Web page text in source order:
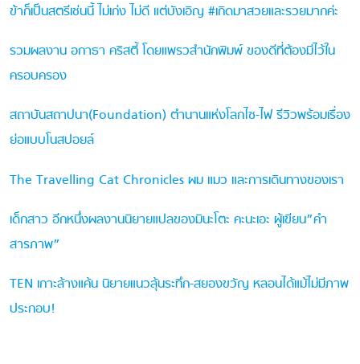
ข้าก็เป็นสตรีเช่นนี้ ไม่เก่ง ไม่ดี แต่บังเอิญ #เกิดมาสวยและรวยมากค่ะ
รวมผลงาน อกาธา คริสตี้ โดยแพรวสำนักพิมพ์ ของดีที่ต้องมีไว้ใน
ครอบครอง
สถาบันสถาปนา(Foundation) ตำนานแห่งโลกไซ-ไฟ รีวิวพร้อมเรื่อง
ย่อแบบโนสปอยล์
The Travelling Cat Chronicles ผม แมว และการเดินทางของเรา
เด็กสาว อีกหนึ่งผลงานนิยายแปลของมินะโตะ คะนะเอะ ผู้เขียน”คำ
สารภาพ”
TEN เกาะล้างแค้น นิยายแนวลุ้นระทึก-สยองขวัญ หลอนได้แม้ไม่มีภาพ
ประกอบ!